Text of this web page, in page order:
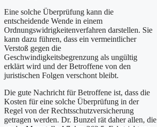
Eine solche Überprüfung kann die
entscheidende Wende in einem
Ordnungswidrigkeitenverfahren darstellen. Sie
kann dazu führen, dass ein vermeintlicher
Verstoß gegen die
Geschwindigkeitsbegrenzung als ungültig
erklärt wird und der Betroffene von den
juristischen Folgen verschont bleibt.
Die gute Nachricht für Betroffene ist, dass die
Kosten für eine solche Überprüfung in der
Regel von der Rechtsschutzversicherung
getragen werden. Dr. Bunzel rät daher allen, die